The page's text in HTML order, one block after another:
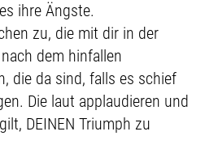
ihre Ängste.
zu, die mit dir in der
dem hinfallen
die da sind, falls es schief
Die laut applaudieren und
DEINEN Triumph zu